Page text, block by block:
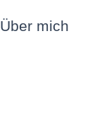
Über mich